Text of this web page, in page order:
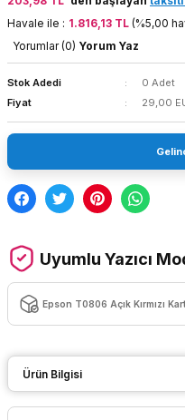
Havale ile : 1.816,13 TL (%5,00
Yorumlar (0) Yorum Yaz
Stok Adedi
0 Adet
Fiyat
29,00
Uyumlu Yazıcı
Epson T0806 Açık Kırmızı
Ürün Bilgisi